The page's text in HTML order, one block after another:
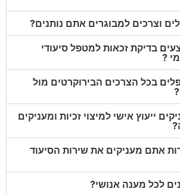
וצרכים למבוגרים אתם נותנים?
בדיקת זכאות למטפל סיעודי
?
בכל הצרכים הבירוקרטים מול
ייעוץ אישי למיצוי זכיות ומעניקים
אתם מעניקים את שירות הסיעוד
לכל מענה אנושי?